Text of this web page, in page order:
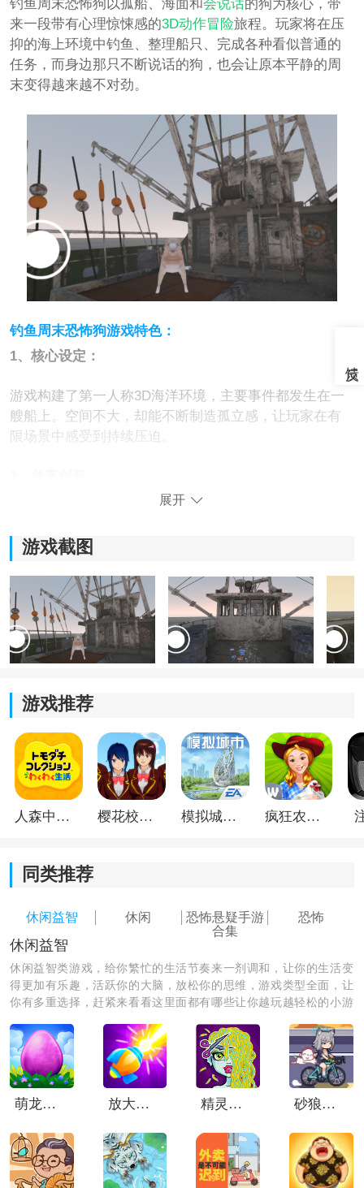
钓鱼周末恐怖狗以孤船、海面和会说话的狗为核心，带
来一段带有心理惊悚感的3D动作冒险旅程。玩家将在压
抑的海上环境中钓鱼、整理船只、完成各种看似普通的
任务，而身边那只不断说话的狗，也会让原本平静的周
末变得越来越不对劲。
钓鱼周末恐怖狗游戏特色：
1、核心设定：
游戏构建了第一人称3D海洋环境，主要事件都发生在一
艘船上。空间不大，却能不断制造孤立感，让玩家在有
限场景中感受到持续压迫。
开。会说话的狗既会提供信息，也可能扰乱判断，玩家
需要分辨它的话到底是真相、暗示，还是某种幻觉。
3、氛围融合：
周末钓鱼、喂狗、清理船只、丢弃油桶这些日常行为，
被逐渐嵌入恐怖叙事中。越是普通的操作，后续反差带
钓鱼周末恐怖狗游戏亮点：
1. 独特的旅伴设定：
一只喋喋不休的狗与你同船，它既像陪伴者，也像恐怖
氛围的源头。玩家很难完全信任它，这种矛盾感让心理
压力不断累积。
2. 环境叙事精妙：
故事集中发生在一艘船上，场景范围有限，但细节安排
化，都会推动真相慢慢浮出水面。
展开
游戏截图
游戏推荐
人森中文版 樱花校园模拟器1.048.00中文版 模拟城市我是巿长联机版 疯狂农场3美国派19
同类推荐
休闲益智 休闲
恐怖悬疑手游
合集
恐怖
休闲益智
休闲益智类游戏，给你繁忙的生活节奏来一剂调和，让你的生活变
得更加有乐趣，活跃你的大脑，放松你的思维，游戏类型全面，让
你有多重选择，赶紧来看看这里面都有哪些让你越玩越轻松的小游
萌龙进化论中文版 放大缩小枪 精灵高中美容院 砂狼白子的骑行